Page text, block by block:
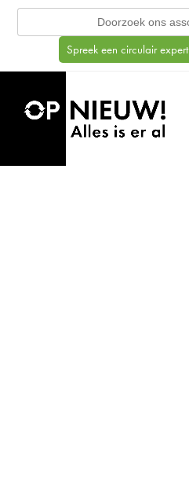
Search
Spreek een circulair expert